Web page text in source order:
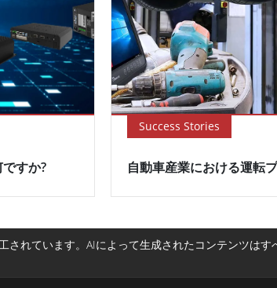
すか?
Success Stories
自動車産業における運転
れています。AIによって生成されたコンテンツはす